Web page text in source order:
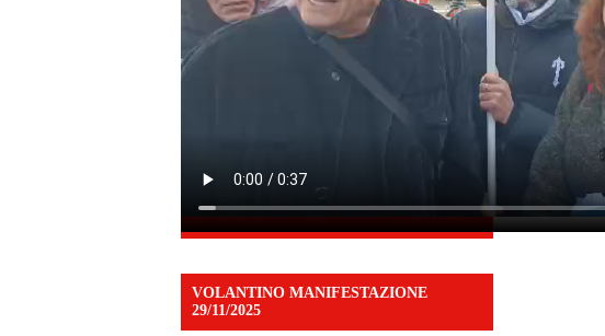
VOLANTINO MANIFESTAZIONE
29/11/2025